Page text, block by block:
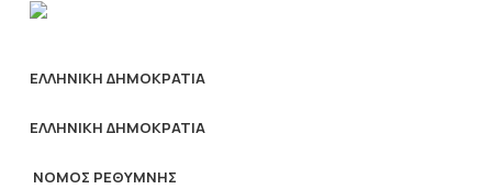
ΕΛΛΗΝΙΚΗ ΔΗΜΟΚΡΑΤΙΑ
ΕΛΛΗΝΙΚΗ ΔΗΜΟΚΡΑΤΙΑ
ΝΟΜΟΣ ΡΕΘΥΜΝΗΣ